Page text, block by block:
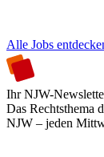
Alle Jobs
Ihr NJW-
Das Rechtsthema
NJW – jeden